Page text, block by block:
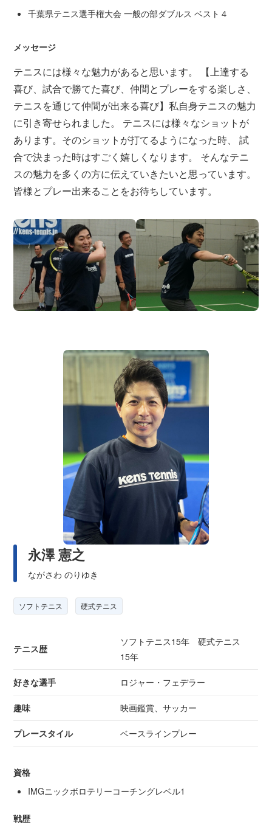
千葉県テニス選手権大会 一般の部ダブルス ベスト４
メッセージ
テニスには様々な魅力があると思います。 【上達する
喜び、試合で勝てた喜び、仲間とプレーをする楽しさ、
テニスを通じて仲間が出来る喜び】私自身テニスの魅力
に引き寄せられました。 テニスには様々なショットが
あります。そのショットが打てるようになった時、 試
合で決まった時はすごく嬉しくなります。 そんなテニ
スの魅力を多くの方に伝えていきたいと思っています。
皆様とプレー出来ることをお待ちしています。
永澤 憲之
ながさわ のりゆき
ソフトテニス 硬式テニス
テニス歴
ソフトテニス15年 硬式テニス
15年
好きな選手 ロジャー・フェデラー
趣味 映画鑑賞、サッカー
プレースタイル ベースラインプレー
資格
IMGニックボロテリーコーチングレベル1
戦歴